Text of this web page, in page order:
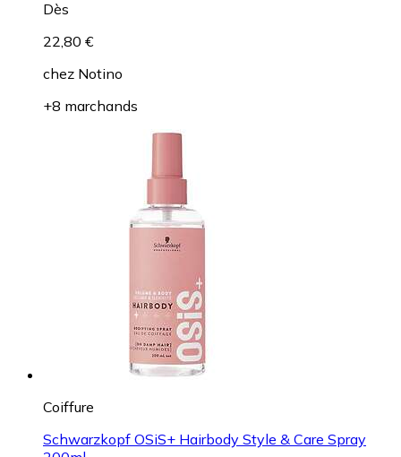
Dès
22,80 €
chez Notino
+8 marchands
Coiffure
Schwarzkopf OSiS+ Hairbody Style & Care Spray